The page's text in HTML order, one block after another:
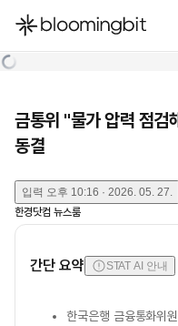
한국어
금통위 "물가 압력 점
동결
입력 오후 10:16 · 2026. 05. 27.
한경닷컴 뉴스룸
간단 요약 STAT AI 안내
한국은행 금융통화위